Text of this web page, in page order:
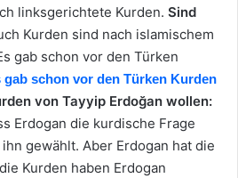
linksgerichtete Kurden. Sind
Kurden sind nach islamischem
gab schon vor den Türken
gab schon vor den Türken Kurden
von Tayyip Erdoğan wollen:
Erdogan die kurdische Frage
gewählt. Aber Erdogan hat die
Kurden haben Erdogan